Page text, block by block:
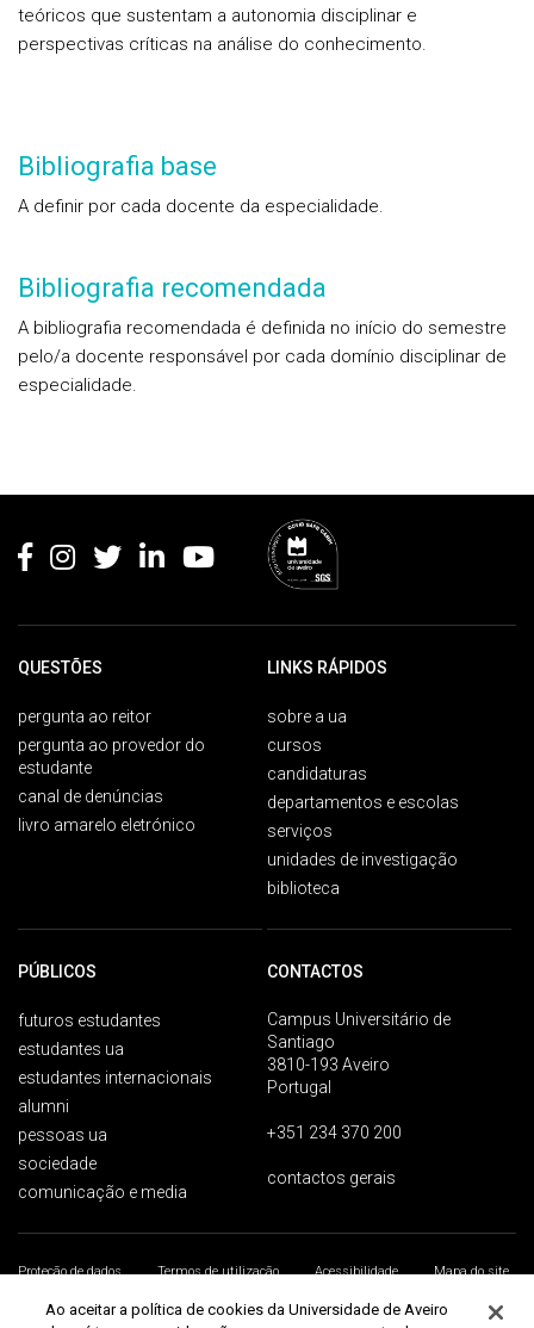
teóricos que sustentam a autonomia disciplinar e
perspectivas críticas na análise do conhecimento.
Bibliografia base
A definir por cada docente da especialidade.
Bibliografia recomendada
A bibliografia recomendada é definida no início do semestre
pelo/a docente responsável por cada domínio disciplinar de
especialidade.
QUESTÕES
pergunta ao reitor
pergunta ao provedor do
estudante
canal de denúncias
livro amarelo eletrónico
LINKS RÁPIDOS
sobre a ua
cursos
candidaturas
departamentos e escolas
serviços
unidades de investigação
biblioteca
PÚBLICOS
futuros estudantes
estudantes ua
estudantes internacionais
alumni
pessoas ua
sociedade
comunicação e media
CONTACTOS
Campus Universitário de
Santiago
3810-193 Aveiro
Portugal
+351 234 370 200
contactos gerais
Proteção de dados Termos de utilização Acessibilidade
Mapa do site
Universidade de Aveiro 2026
Ao aceitar a política de cookies da Universidade de Aveiro